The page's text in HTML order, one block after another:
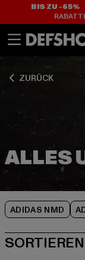
BIS ZU -65%
ZURÜCK
ADIDAS NMD
SORTIEREN